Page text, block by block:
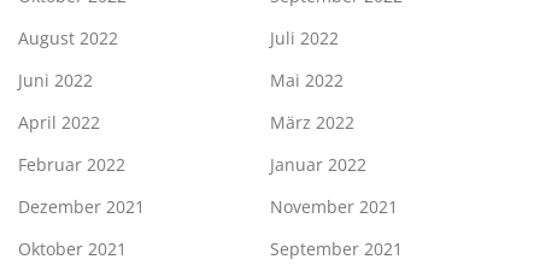
August 2022
Juli 2022
Juni 2022
Mai 2022
April 2022
März 2022
Februar 2022
Januar 2022
Dezember 2021
November 2021
Oktober 2021
September 2021